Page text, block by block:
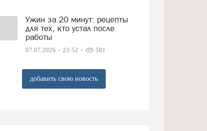
Ужин за 20 минут: рецепты
для тех, кто устал после
работы
07.07.2026 23:52 581
добавить свою новость